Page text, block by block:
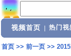
视频首页 热门视
首页>> 前一页>>